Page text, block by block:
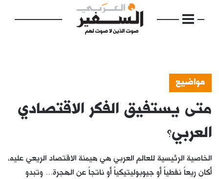
الرئيسية
مواضيع
إفتتاحية
فكرة
مواضيع
متى يستفيق الفكر الاقتصادي
العربي؟
الخاصية الرئيسية للعالم العربي هي هيمنة الاقتصاد الريعي عليه،
أكان ريعاً نفطياً أو جيوبوليتيكياً أو ناتجاً عن الهجرة... وتبدو